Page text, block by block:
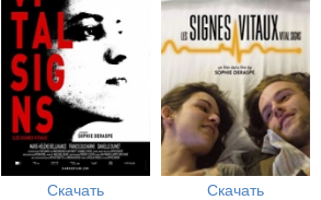
Скачать Скачать